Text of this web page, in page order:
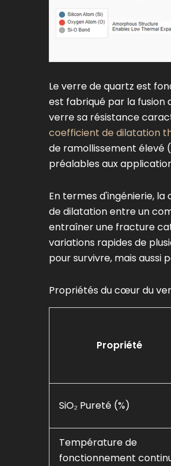
Le verre de quartz est
est fabriqué par la fusion
verre sa résistance
coefficient de dilatation
de ramollissement élevé
préalables aux
En termes d'ingénierie,
de dilatation entre un
entraîner une fracture
variations rapides de
pour survivre, mais aussi
Propriétés du cœur du
Propriété
SiO₂ Pureté (%)
Température de
fonctionnement